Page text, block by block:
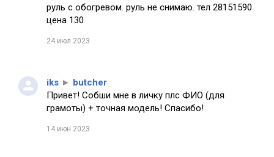
руль с обогревом. руль не снимаю. тел 28151590
цена 130
24 июл 2023
iks ► butcher
Привет! Собши мне в личку плс ФИО (для
грамоты) + точная модель! Спасибо!
14 июн 2023